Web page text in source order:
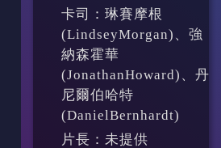
卡司：琳賽摩根
(LindseyMorgan)、強
納森霍華
(JonathanHoward)、丹
尼爾伯哈特
(DanielBernhardt)
片長：未提供